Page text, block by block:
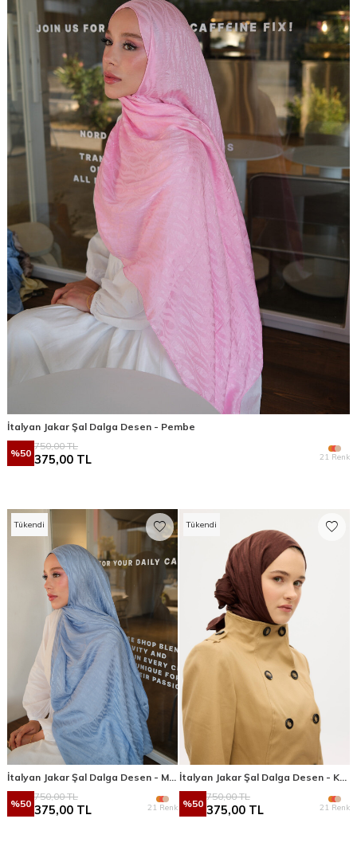
İtalyan Jakar Şal Dalga Desen - Pembe
%50
750,00TL
375,00 TL 21 Renk
Tükendi
%50
750,00TL
375,00 TL 21 Renk
Tükendi
%50
750,00TL
375,00 TL 21 Renk